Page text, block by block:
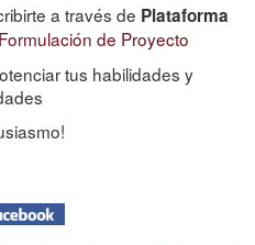
a través de Plataforma
de Proyecto
tus habilidades y